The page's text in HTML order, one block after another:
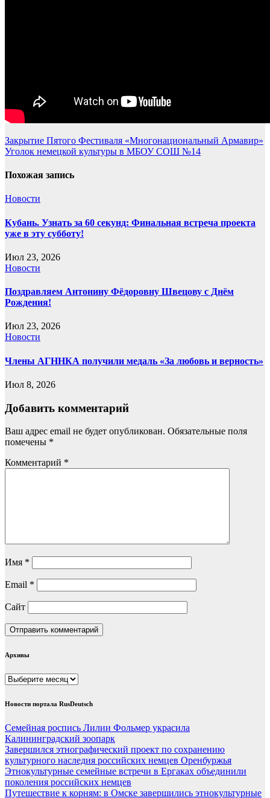
Навигация
по
записям
Закрытие Пятого Фестиваля «Многонациональный Армавир»
Уголок немецкой культуры в МБОУ СОШ №14
Похожая запись
Новости
Кубань. Узнать за 60 секунд: Финальная встреча проекта
уже в эту субботу!
Июл 23, 2026
Новости
Поздравляем Антонину Фёдоровну Швецову с Днём
Рождения!
Июл 23, 2026
Новости
Члены АГННКА получили медаль «За любовь и верность»
Июл 8, 2026
Добавить комментарий
Ваш адрес email не будет опубликован. Обязательные поля
помечены *
Комментарий *
Имя *
Email *
Сайт
Архивы
Архивы
Новости портала RusDeutsch
Семейная роспись Лилии Фольмер украсила
Калининградский зоопарк
Завершился этнографический проект по сохранению
культурного наследия российских немцев Оренбуржья
Этнокультурные семейные встречи в Ергаках объединили
поколения российских немцев
Путешествие к корням: в Омске завершились этнокультурные